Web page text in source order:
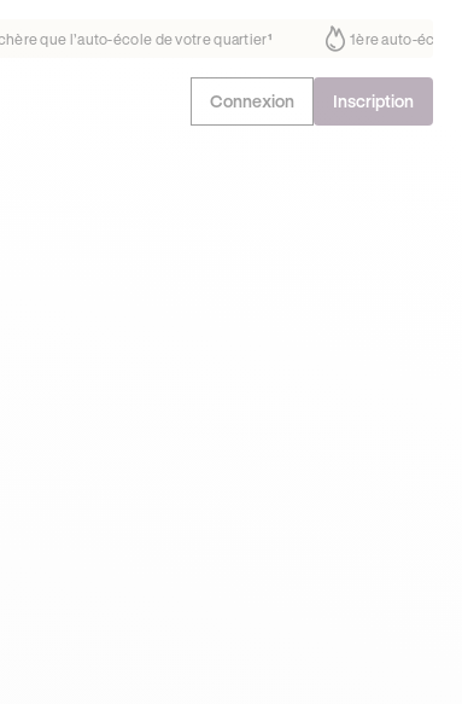
30% moins chère que l’auto-école de votre
Connexion Inscription